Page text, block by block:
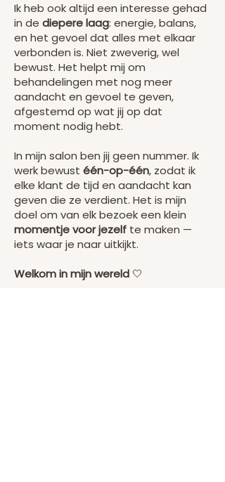
Ik heb ook altijd een interesse gehad
in de diepere laag: energie, balans,
en het gevoel dat alles met elkaar
verbonden is. Niet zweverig, wel
bewust. Het helpt mij om
behandelingen met nog meer
aandacht en gevoel te geven,
afgestemd op wat jij op dat
moment nodig hebt.
In mijn salon ben jij geen nummer. Ik
werk bewust één-op-één, zodat ik
elke klant de tijd en aandacht kan
geven die ze verdient. Het is mijn
doel om van elk bezoek een klein
momentje voor jezelf te maken —
iets waar je naar uitkijkt.
Welkom in mijn wereld 🤍